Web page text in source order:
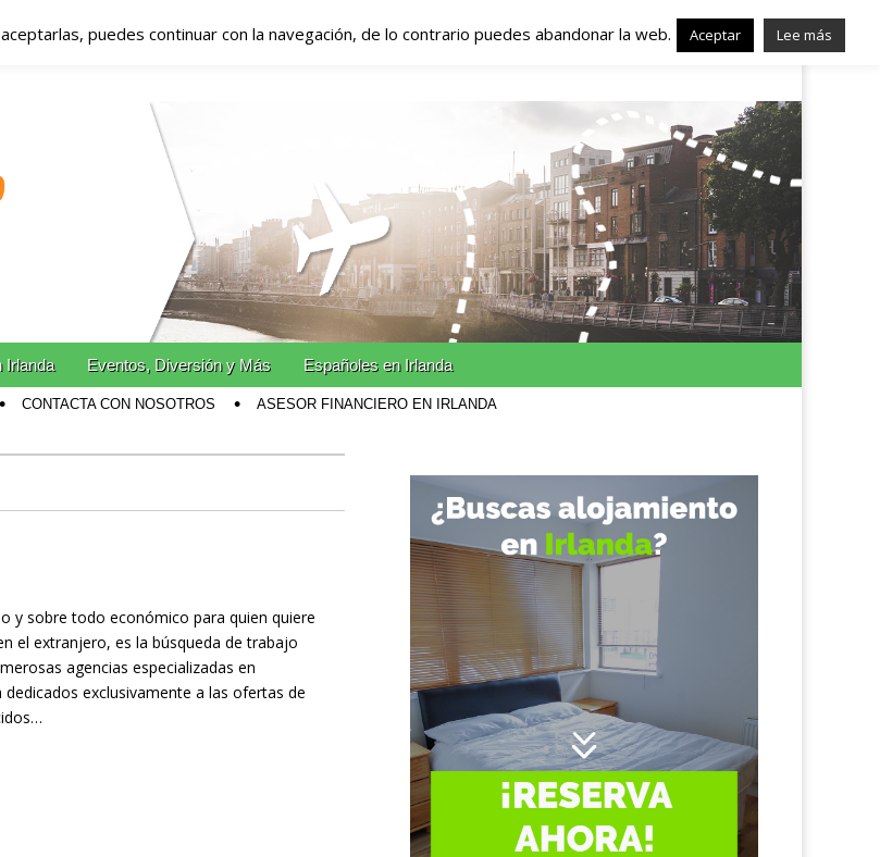
– Vivir en Irlanda – Trabajo en
en Irlanda
Irlanda Eventos, Diversión y Más Españoles en Irlanda
CONTACTA CON NOSOTROS ASESOR FINANCIERO EN IRLANDA
y sobre todo económico para quien quiere
el extranjero, es la búsqueda de trabajo
agencias especializadas en
exclusivamente a las ofertas de
puedes continuar con la navegación, de lo contrario puedes abandonar la web. Aceptar Lee más